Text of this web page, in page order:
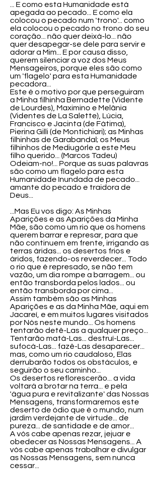
... E como esta Humanidade está
apegada ao pecado... E como ela
colocou o pecado num 'trono'... como
ela colocou o pecado no trono do seu
coração... não quer deixá-lo... não
quer desapegar-se dele para servir e
adorar a Mim... E por causa disso,
querem silenciar a voz dos Meus
Mensageiros, porque eles são como
um 'flagelo' para esta Humanidade
pecadora...
Este é o motivo por que perseguiram
a Minha filhinha Bernadette (Vidente
de Lourdes), Maximino e Melânia
(Videntes de La Salette), Lúcia,
Francisco e Jacinta (de Fátima),
Pierina Gilli (de Montichiari); as Minhas
filhinhas de Garabandal; os Meus
filhinhos de Mediugórle a este Meu
filho querido... (Marcos Tadeu)
Odeiam-no!... Porque as suas palavras
são como um flagelo para esta
Humanidade Inundada de pecado...
amante do pecado e traidora de
Deus...
...Mas Eu vos digo: As Minhas
Aparições e as Aparições da Minha
Mãe, são como um rio que os homens
querem barrar e represar, para que
não continuem em frente, irrigando as
terras áridas... os desertos frios e
áridos, fazendo-os reverdecer... Todo
o rio que é represado, se não tem
vazão, um dia rompe a barragem... ou
então transborda pelos lados... ou
então transborda por cima...
Assim também são as Minhas
Aparições e as da Minha Mãe, aqui em
Jacareí, e em muitos lugares visitados
por Nós neste mundo... Os homens
tentarão detê-Las a qualquer preço...
Tentarão matá-Las... destruí-Las...
sufocá-Las... fazê-Las desaparecer...
mas, como um rio caudaloso, Elas
derrubarão todos os obstáculos, e
seguirão o seu caminho...
Os desertos reflorescerão... a vida
voltará a brotar na terra... e pela
'água pura e revitalizante' das Nossas
Mensagens, transformaremos este
deserto de ódio que é o mundo, num
jardim verdejante de virtude... de
pureza... de santidade e de amor...
A vós cabe apenas rezar, jejuar e
obedecer as Nossas Mensagens... A
vós cabe apenas trabalhar e divulgar
as Nossas Mensagens, sem nunca
cessar...